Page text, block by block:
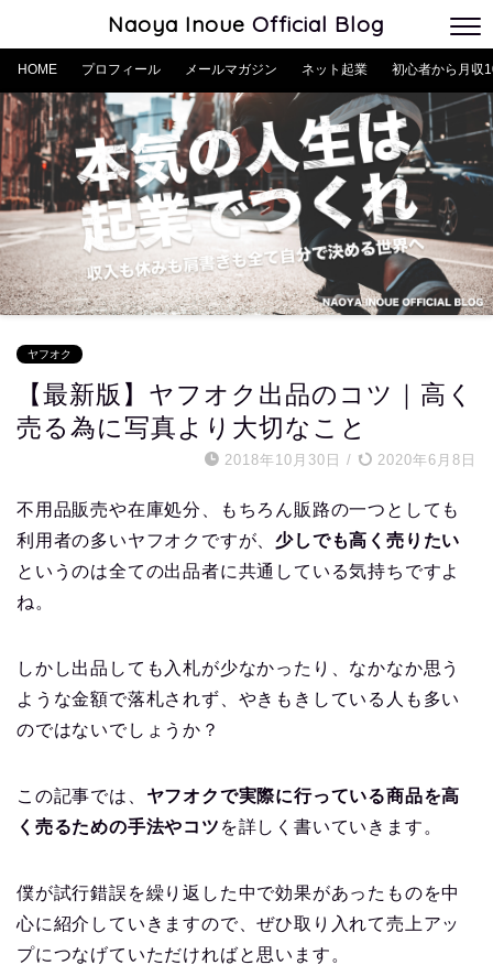
Naoya Inoue Official Blog
HOME プロフィール メールマガジン ネット起業 初心者から月収
ヤフオク
【最新版】ヤフオク出品のコツ｜高く
売る為に写真より大切なこと
2018年10月30日 / 2020年6月8日
不用品販売や在庫処分、もちろん販路の一つとしても
利用者の多いヤフオクですが、 少しでも高く売りたい
というのは全ての出品者に共通している気持ちですよ
ね。
しかし出品しても入札が少なかったり、なかなか思う
ような金額で落札されず、やきもきしている人も多い
のではないでしょうか？
この記事では、 ヤフオクで実際に行っている商品を高
く売るための手法やコツ を詳しく書いていきます。
僕が試行錯誤を繰り返した中で効果があったものを中
心に紹介していきますので、ぜひ取り入れて売上アッ
プにつなげていただければと思います。